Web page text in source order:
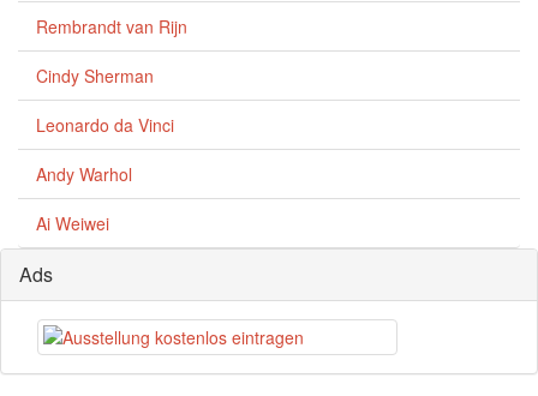
Rembrandt van Rijn
Cindy Sherman
Leonardo da Vinci
Andy Warhol
Ai Weiwei
Ads